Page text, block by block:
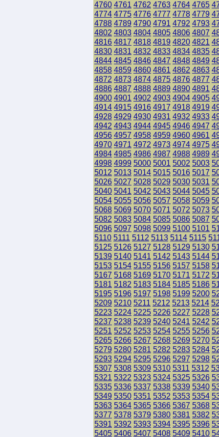
4760 4761 4762 4763 4764 4765
4774 4775 4776 4777 4778 4779
4788 4789 4790 4791 4792 4793
4802 4803 4804 4805 4806 4807
4816 4817 4818 4819 4820 4821
4830 4831 4832 4833 4834 4835
4844 4845 4846 4847 4848 4849
4858 4859 4860 4861 4862 4863
4872 4873 4874 4875 4876 4877
4886 4887 4888 4889 4890 4891
4900 4901 4902 4903 4904 4905
4914 4915 4916 4917 4918 4919
4928 4929 4930 4931 4932 4933
4942 4943 4944 4945 4946 4947
4956 4957 4958 4959 4960 4961
4970 4971 4972 4973 4974 4975
4984 4985 4986 4987 4988 4989
4998 4999 5000 5001 5002 5003
5012 5013 5014 5015 5016 5017
5026 5027 5028 5029 5030 5031
5040 5041 5042 5043 5044 5045
5054 5055 5056 5057 5058 5059
5068 5069 5070 5071 5072 5073
5082 5083 5084 5085 5086 5087
5096 5097 5098 5099 5100 5101
5110 5111 5112 5113 5114 5115
5125 5126 5127 5128 5129 5130
5139 5140 5141 5142 5143 5144
5153 5154 5155 5156 5157 5158
5167 5168 5169 5170 5171 5172
5181 5182 5183 5184 5185 5186
5195 5196 5197 5198 5199 5200
5209 5210 5211 5212 5213 5214
5223 5224 5225 5226 5227 5228
5237 5238 5239 5240 5241 5242
5251 5252 5253 5254 5255 5256
5265 5266 5267 5268 5269 5270
5279 5280 5281 5282 5283 5284
5293 5294 5295 5296 5297 5298
5307 5308 5309 5310 5311 5312
5321 5322 5323 5324 5325 5326
5335 5336 5337 5338 5339 5340
5349 5350 5351 5352 5353 5354
5363 5364 5365 5366 5367 5368
5377 5378 5379 5380 5381 5382
5391 5392 5393 5394 5395 5396
5405 5406 5407 5408 5409 5410